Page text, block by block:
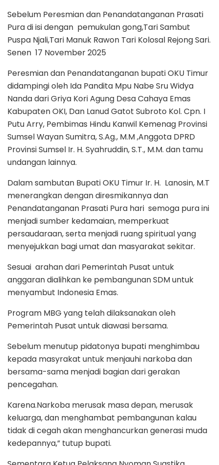
Sebelum Peresmian dan Penandatanganan Prasati
Pura di isi dengan pemukulan gong,Tari Sambut
Puspa Njali,Tari Manuk Rawon Tari Kolosal Rejong Sari.
Senen 17 November 2025
Peresmian dan Penandatanganan bupati OKU Timur
didampingi oleh Ida Pandita Mpu Nabe Sru Widya
Nanda dari Griya Kori Agung Desa Cahaya Emas
Kabupaten OKI, Dan Lanud Gatot Subroto Kol. Cpn. I
Putu Arry, Pembimas Hindu Kanwil Kemenag Provinsi
Sumsel Wayan Sumitra, S.Ag., M.M ,Anggota DPRD
Provinsi Sumsel Ir. H. Syahruddin, S.T., M.M. dan tamu
undangan lainnya.
Dalam sambutan Bupati OKU Timur Ir. H. Lanosin, M.T
menerangkan dengan diresmikannya dan
Penandatanganan Prasati Pura hari semoga pura ini
menjadi sumber kedamaian, memperkuat
persaudaraan, serta menjadi ruang spiritual yang
menyejukkan bagi umat dan masyarakat sekitar.
Sesuai arahan dari Pemerintah Pusat untuk
anggaran dialihkan ke pembangunan SDM untuk
menyambut Indonesia Emas.
Program MBG yang telah dilaksanakan oleh
Pemerintah Pusat untuk diawasi bersama.
Sebelum menutup pidatonya bupati menghimbau
kepada masyrakat untuk menjauhi narkoba dan
bersama-sama menjadi bagian dari gerakan
pencegahan.
Karena.Narkoba merusak masa depan, merusak
keluarga, dan menghambat pembangunan kalau
tidak di cegah akan menghancurkan generasi muda
kedepannya,” tutup bupati.